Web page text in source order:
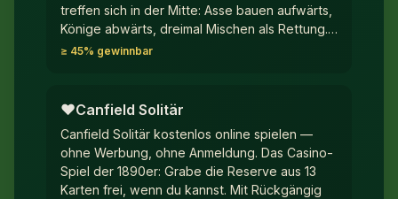
treffen sich in der Mitte: Asse bauen aufwärts,
Könige abwärts, dreimal Mischen als Rettung.…
≥ 45% gewinnbar
♥︎Canfield Solitär
Canfield Solitär kostenlos online spielen —
ohne Werbung, ohne Anmeldung. Das Casino-
Spiel der 1890er: Grabe die Reserve aus 13
Karten frei, wenn du kannst. Mit Rückgängig